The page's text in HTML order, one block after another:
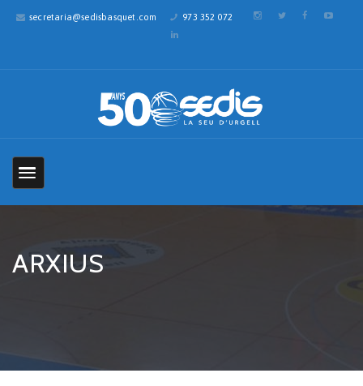
secretaria@sedisbasquet.com 973 352 072
ARXIUS